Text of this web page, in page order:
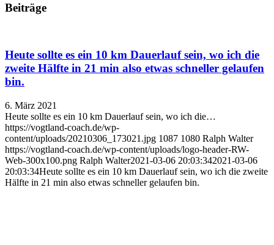
Beiträge
Heute sollte es ein 10 km Dauerlauf sein, wo ich die
zweite Hälfte in 21 min also etwas schneller gelaufen
bin.
6. März 2021
Heute sollte es ein 10 km Dauerlauf sein, wo ich die…
https://vogtland-coach.de/wp-
content/uploads/20210306_173021.jpg 1087 1080 Ralph Walter
https://vogtland-coach.de/wp-content/uploads/logo-header-RW-
Web-300x100.png Ralph Walter2021-03-06 20:03:342021-03-06
20:03:34Heute sollte es ein 10 km Dauerlauf sein, wo ich die zweite
Hälfte in 21 min also etwas schneller gelaufen bin.